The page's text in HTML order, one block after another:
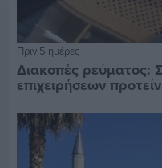
Πριν 5 ημέρες
Διακοπές ρεύματος:
επιχειρήσεων